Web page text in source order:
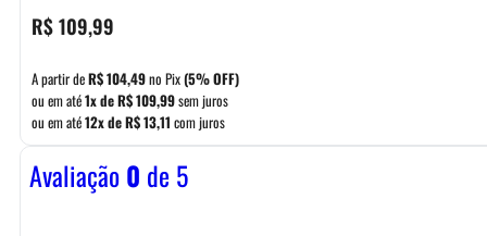
R$109,99
A partir deR$104,49no Pix(5% OFF)
ou em até1x deR$109,99sem juros
ou em até12x deR$13,11 com juros
Avaliação0 de 5